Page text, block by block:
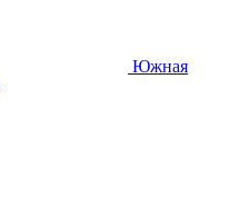
Южная